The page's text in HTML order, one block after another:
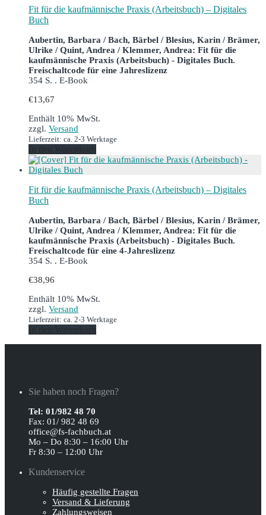
Fit für die kaufmännische Praxis (Arbeitsbuch) – Digitales
Buch
Aubertin, Barbara / Bach, Bärbel / Blesius, Karin / Brämer,
Ulrike / Quint, Andrea / Klemmer, Andrea: Fit für die
kaufmännische Praxis (Arbeitsbuch) - Digitales Buch.
Freischaltcode für eine Jahreslizenz
354 S. . E-Book
€13,67
Enthält 10% MwSt.
zzgl. Versand
Lieferzeit: ca. 2-3 Werktage
In den Warenkorb
Fit für die kaufmännische Praxis (Arbeitsbuch) – Digitales
Buch
Aubertin, Barbara / Bach, Bärbel / Blesius, Karin / Brämer,
Ulrike / Quint, Andrea / Klemmer, Andrea: Fit für die
kaufmännische Praxis (Arbeitsbuch) - Digitales Buch.
Freischaltcode für eine 4-Jahreslizenz
354 S. . E-Book
€38,96
Enthält 10% MwSt.
zzgl. Versand
Lieferzeit: ca. 2-3 Werktage
In den Warenkorb
Sie haben noch Fragen?
Tel: 01/982 48 70
Fax: 01/ 982 48 69
office@fs-fachbuch.at
Mo – Do 8:30 – 16:00 Uhr
Fr 8:30 – 12:00 Uhr
Kundenservice
Häufig gestellte Fragen
Versand & Lieferung
Zahlungsweisen